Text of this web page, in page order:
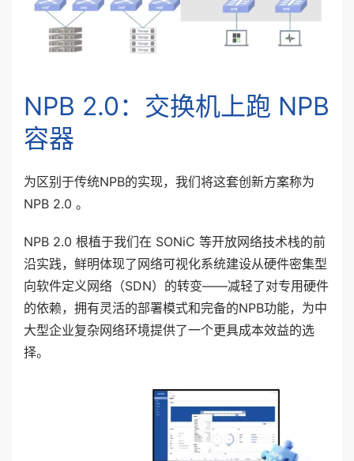
NPB 2.0：交换机上跑 NPB
容器
为区别于传统NPB的实现，我们将这套创新方案称为
NPB 2.0 。
NPB 2.0 根植于我们在 SONiC 等开放网络技术栈的前
沿实践，鲜明体现了网络可视化系统建设从硬件密集型
向软件定义网络（SDN）的转变——减轻了对专用硬件
的依赖，拥有灵活的部署模式和完备的NPB功能，为中
大型企业复杂网络环境提供了一个更具成本效益的选
择。